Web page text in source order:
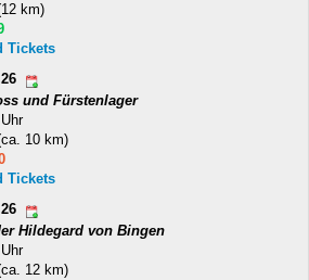
km)
Tickets
und Fürstenlager
10 km)
Tickets
Hildegard von Bingen
12 km)